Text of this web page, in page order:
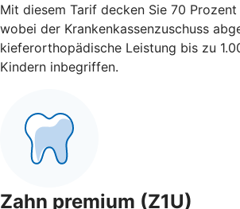
Mit diesem Tarif decken Sie 70 Prozent
wobei der Krankenkassenzuschuss
kieferorthopädische Leistung bis zu
Kindern inbegriffen.
Zahn premium (Z1U)